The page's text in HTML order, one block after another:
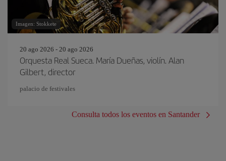
Imagen: Stokkete
20 ago 2026 - 20 ago 2026
Orquesta Real Sueca. María Dueñas, violín. Alan
Gilbert, director
palacio de festivales
Consulta todos los eventos en Santander